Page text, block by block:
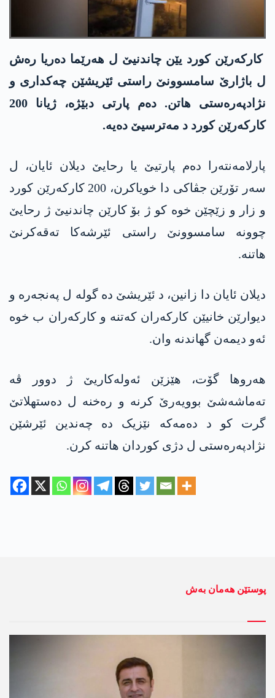
کارکەرێن کورد یێن چاندنیێ ل ھەرێما دەریا رەش
ل باژارێ سامسوونێ راستی ئێریشێن چەکداری و
نژادپەرەستی ھاتن. دەم پارتی دبێژە، ژیانا 200
کارکەرێن کورد د مەترسیێ دەیە.
پارلامەنتەرا دەم پارتیێ یا رحایێ دیلان ئایان، ل
سەر تۆرێن جڤاکی دا خویاکرن، 200 کارکەرێن کورد
و زار و زێچێن خوە کو ژ بۆ کارێن چاندنیێ ژ رحایێ
چوونە سامسوونێ راستی ئێرشەکا تەقەکرنێ
ھاتنە.
دیلان ئایان دا زانین، د ئێریشێ دە گولە ل پەنجەرە و
دیوارێن خانیێن کارکەران کەتنە و کارکەران ب خوە
ئەو دیمەن گھاندنە وان.
ھەروھا گۆت، ھێزێن ئەولەکاریێ ژ دوور ڤە
تەماشەشێ بوویەرێ کرنە و رەخنە ل دەستھلاتێ
گرت کو د دەمەکە نێزیک دە چەندین ئێرشێن
نژادپەرەستی ل دژی کوردان ھاتنە کرن.
پوستێن ھەمان بەش